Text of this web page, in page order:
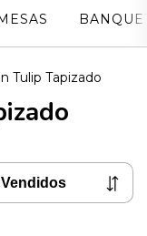
Tulip Tapizado